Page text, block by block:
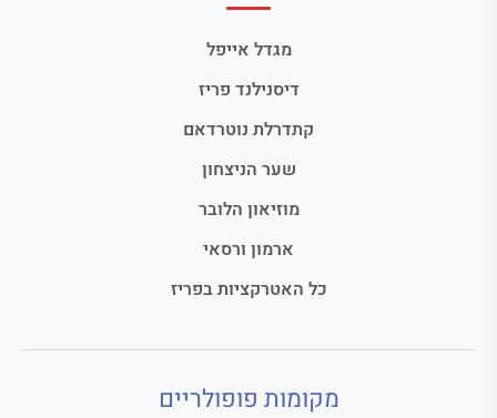
מגדל אייפל
דיסנילנד פריז
קתדרלת נוטרדאם
שער הניצחון
מוזיאון הלובר
ארמון ורסאי
כל האטרקציות בפריז
מקומות פופולריים